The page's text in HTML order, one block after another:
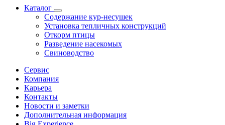
Каталог
Содержание кур-несушек
Установка тепличных конструкций
Откорм птицы
Разведение насекомых
Свиноводство
Сервис
Компания
Карьера
Контакты
Новости и заметки
Дополнительная информация